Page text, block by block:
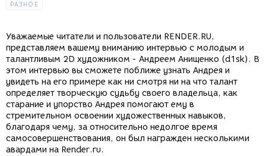
РАЗНОЕ
Уважаемые читатели и пользователи RENDER.RU,
представляем вашему вниманию интервью с молодым и
талантливым 2D художником - Андреем Анищенко (d1sk). В
этом интервью вы сможете поближе узнать Андрея и
увидеть на его примере как ни смотря ни на что талант
определяет творческую судьбу своего владельца, как
старание и упорство Андрея помогают ему в
стремительном освоении художественных навыков,
благодаря чему, за относительно недолгое время
самосовершенствования, он был награжден несколькими
авардами на Render.ru.